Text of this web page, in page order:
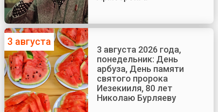
3 августа
3 августа 2026 года,
понедельник: День
арбуза, День памяти
святого пророка
Иезекииля, 80 лет
Николаю Бурляеву